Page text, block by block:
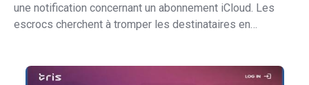
une notification concernant un abonnement iCloud. Les
escrocs cherchent à tromper les destinataires en
problèmes, entraînant la suppressi